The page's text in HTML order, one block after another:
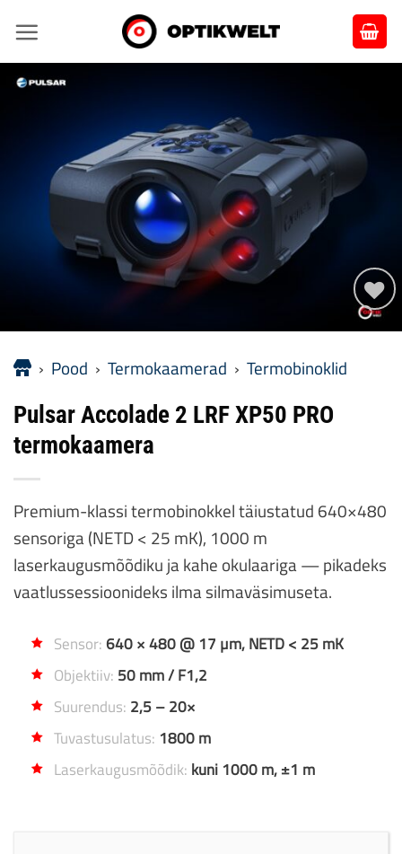
sisu
juurde
Lisa
› Pood › Termokaamerad › Termobinoklid
Pulsar Accolade 2 LRF XP50 PRO
termokaamera
Premium-klassi termobinokkel täiustatud 640×480
sensoriga (NETD < 25 mK), 1000 m
laserkaugusmõõdiku ja kahe okulaariga — pikadeks
vaatlussessioonideks ilma silmaväsimuseta.
Sensor:640 × 480 @ 17 µm, NETD < 25 mK
Objektiiv: 50 mm / F1,2
Suurendus: 2,5 – 20×
Tuvastusulatus: 1800 m
Laserkaugusmõõdik: kuni 1000 m, ±1 m